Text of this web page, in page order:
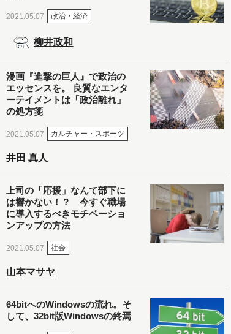
2021.05.07 政治・経済
柳井政和
漫画『進撃の巨人』で政治の
エッセンスを。 良質なエンタ
ーテイメントは「政治離れ」
の処方箋
2021.05.07 カルチャー・スポーツ
井田 真人
上司の「応援」なんて部下に
は響かない！？ 今すぐ職場
に導入するべきモチベーショ
ンアップの方法
2021.05.07 社会
山本マサヤ
64bitへのWindowsの流れ。そ
して、32bit版Windowsの終焉